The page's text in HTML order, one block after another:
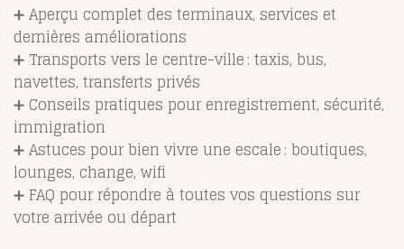
➕ Aperçu complet des terminaux, services et
dernières améliorations
➕ Transports vers le centre-ville : taxis, bus,
navettes, transferts privés
➕ Conseils pratiques pour enregistrement, sécurité,
immigration
➕ Astuces pour bien vivre une escale : boutiques,
lounges, change, wifi
➕ FAQ pour répondre à toutes vos questions sur
votre arrivée ou départ